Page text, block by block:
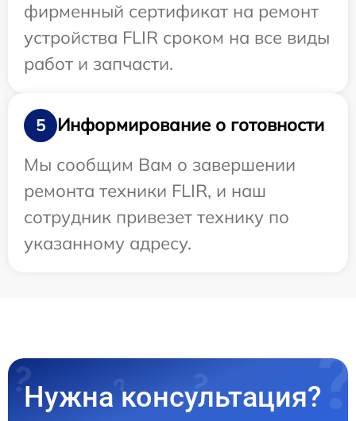
фирменный сертификат на ремонт
устройства FLIR сроком на все виды
работ и запчасти.
5
Информирование о готовности
Мы сообщим Вам о завершении
ремонта техники FLIR, и наш
сотрудник привезет технику по
указанному адресу.
Нужна консультация?